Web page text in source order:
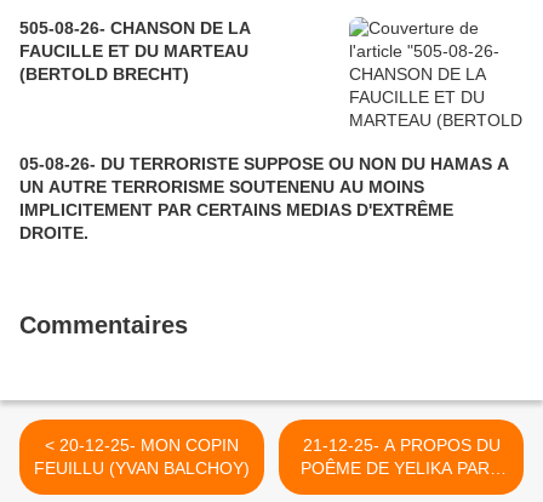
505-08-26- CHANSON DE LA
FAUCILLE ET DU MARTEAU
(BERTOLD BRECHT)
05-08-26- DU TERRORISTE SUPPOSE OU NON DU HAMAS A
UN AUTRE TERRORISME SOUTENENU AU MOINS
IMPLICITEMENT PAR CERTAINS MEDIAS D'EXTRÊME
DROITE.
Commentaires
< 20-12-25- MON COPIN
FEUILLU (YVAN BALCHOY)
21-12-25- A PROPOS DU
POÊME DE YELIKA PARU
DANS MON BLOG >